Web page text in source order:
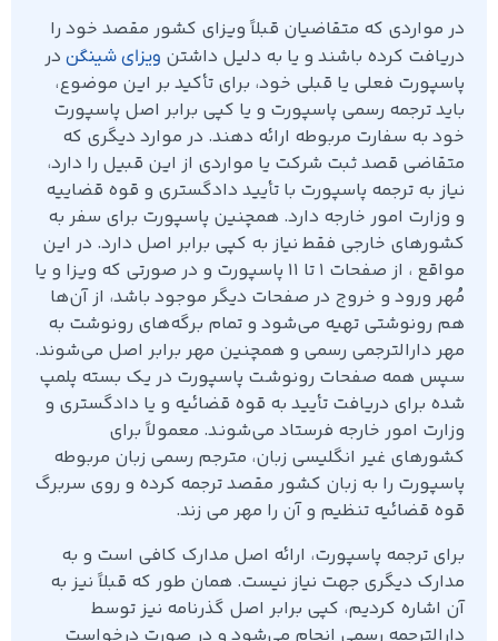
در مواردی که متقاضیان قبلاً ویزای کشور مقصد خود را
دریافت کرده باشند و یا به دلیل داشتن ویزای شینگن در
پاسپورت فعلی یا قبلی خود، برای تأکید بر این موضوع،
باید ترجمه رسمی پاسپورت و یا کپی برابر اصل پاسپورت
خود به سفارت مربوطه ارائه دهند. در موارد دیگری که
متقاضی قصد ثبت شرکت یا مواردی از این قبیل را دارد،
نیاز به ترجمه پاسپورت با تأیید دادگستری و قوه قضاییه
و وزارت امور خارجه دارد. همچنین پاسپورت برای سفر به
کشورهای خارجی فقط نیاز به کپی برابر اصل دارد. در این
مواقع ، از صفحات ۱ تا ۱۱ پاسپورت و در صورتی که ویزا و یا
مُهر ورود و خروج در صفحات دیگر موجود باشد، از آن‌ها
هم رونوشتی تهیه می‌شود و تمام برگه‌های رونوشت به
مهر دارالترجمی رسمی و همچنین مهر برابر اصل می‌شوند.
سپس همه صفحات رونوشـت پاسپورت در یک بسته پلمپ
شده برای دریافت تأیید به قوه قضائیه و یا دادگستری و
وزارت امور خارجه فرستاد می‌شونـد. معمولاً برای
کشور‌های غیر انگلیسی زبان، مترجم رسمی زبان مربوطه
پاسپورت را به زبان کشور مقصد ترجمه کرده و روی سربرگ
قوه قضائیه تنظیم و آن را مهر می زند.
برای ترجمه پاسپورت، ارائه اصل مدارک کافی است و به
مدارک دیگری جهت نیاز نیست. همان طور که قبلاً نیز به
آن اشاره کردیم، کپی برابر اصل گذرنامه نیز توسط